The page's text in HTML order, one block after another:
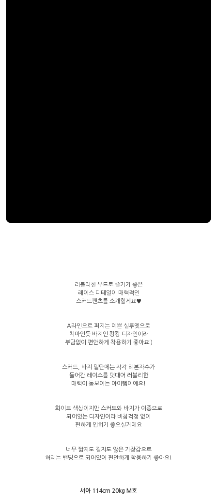
러블리한 무드로 즐기기 좋은
레이스 디테일이 매력적인
스커트팬츠를 소개할게요♥
A라인으로 퍼지는 예쁜 실루엣으로
치마인듯 바지인 캉캉 디자인이라
부담없이 편안하게 착용하기 좋아요:)
스커트, 바지 밑단에는 각각 리본자수가
들어간 레이스를 덧대어 러블리한
매력이 돋보이는 아이템이에요!
화이트 색상이지만 스커트와 바지가 이중으로
되어있는 디자인이라 비침걱정 없이
편하게 입히기 좋으실거에요
너무 짧지도 길지도 않은 기장감으로
허리는 밴딩으로 되어있어 편안하게 착용하기 좋아요!
서아 114cm 20kg M호